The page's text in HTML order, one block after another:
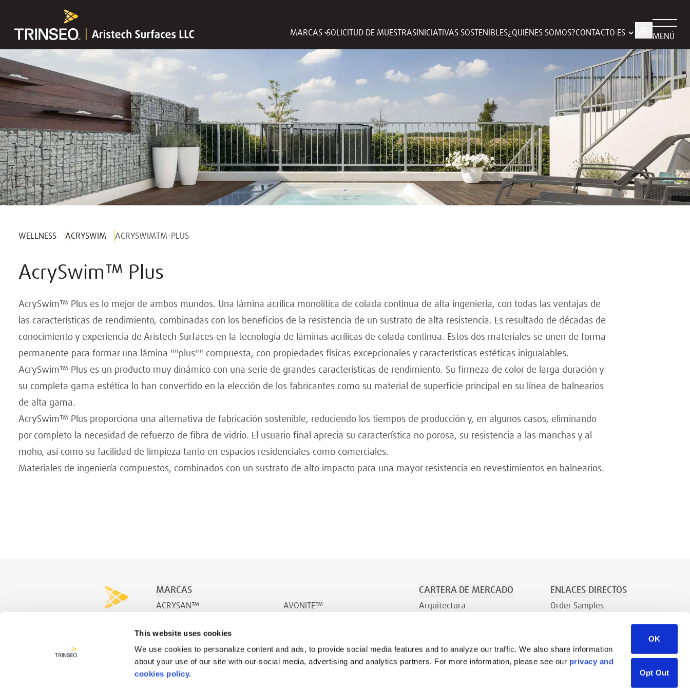
This website uses cookies
We use cookies to personalize content and ads, to provide social media features and to analyze our traffic. We also share information
about your use of our site with our social media, advertising and analytics partners. For more information, please see our privacy and
cookies policy.
OK
Opt Out
MARCAS SOLICITUD DE MUESTRAS INICIATIVAS SOSTENIBLES¿QUIÉNES SOMOS?CONTACTO MENÚ
WELLNESS ACRYSWIM ACRYSWIMTM-PLUS
AcrySwim™ Plus
AcrySwim™ Plus es lo mejor de ambos mundos. Una lámina acrílica monolítica de colada continua de alta ingeniería, con todas las ventajas de
las características de rendimiento, combinadas con los beneficios de la resistencia de un sustrato de alta resistencia. Es resultado de décadas de
conocimiento y experiencia de Aristech Surfaces en la tecnología de láminas acrílicas de colada continua. Estos dos materiales se unen de forma
permanente para formar una lámina ""plus"" compuesta, con propiedades físicas excepcionales y características estéticas inigualables.
AcrySwim™ Plus es un producto muy dinámico con una serie de grandes características de rendimiento. Su firmeza de color de larga duración y
su completa gama estética lo han convertido en la elección de los fabricantes como su material de superficie principal en su línea de balnearios
de alta gama.
AcrySwim™ Plus proporciona una alternativa de fabricación sostenible, reduciendo los tiempos de producción y, en algunos casos, eliminando
por completo la necesidad de refuerzo de fibra de vidrio. El usuario final aprecia su característica no porosa, su resistencia a las manchas y al
moho, así como su facilidad de limpieza tanto en espacios residenciales como comerciales.
Materiales de ingeniería compuestos, combinados con un sustrato de alto impacto para una mayor resistencia en revestimientos en balnearios.
MARCAS
ACRYSAN™
ACRYSWIM™
AVONITE™
CARTERA DE MERCADO
Arquitectura
ENLACES DIRECTOS
Order Samples